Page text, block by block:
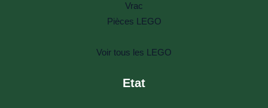
Vrac
Pièces LEGO
Voir tous les LEGO
Etat